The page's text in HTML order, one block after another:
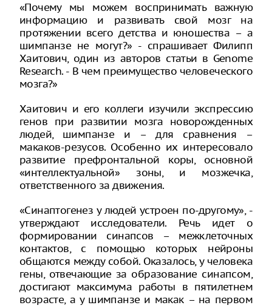
«Почему мы можем воспринимать важную
информацию и развивать свой мозг на
протяжении всего детства и юношества – а
шимпанзе не могут?» - спрашивает Филипп
Хаитович, один из авторов статьи в Genome
Research. - В чем преимущество человеческого
мозга?»
Хаитович и его коллеги изучили экспрессию
генов при развитии мозга новорожденных
людей, шимпанзе и – для сравнения –
макаков-резусов. Особенно их интересовало
развитие префронтальной коры, основной
«интеллектуальной» зоны, и мозжечка,
ответственного за движения.
«Синаптогенез у людей устроен по-другому», -
утверждают исследователи. Речь идет о
формировании синапсов – межклеточных
контактов, с помощью которых нейроны
общаются между собой. Оказалось, у человека
гены, отвечающие за образование синапсом,
достигают максимума работы в пятилетнем
возрасте, а у шимпанзе и макак – на первом